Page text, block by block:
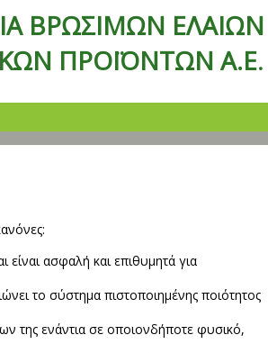
ΒΡΩΣΙΜΩΝ ΕΛΑΙΩΝ
ΠΡΟΪΟΝΤΩΝ Α.Ε.
είναι ασφαλή και επιθυμητά για
το σύστημα πιστοποιημένης ποιότητος
της ενάντια σε οποιονδήποτε φυσικό,